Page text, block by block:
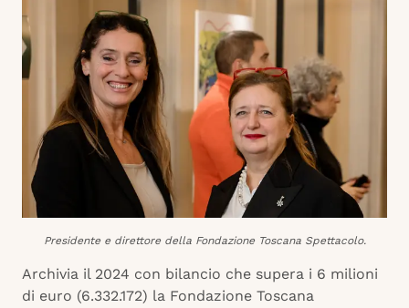
Presidente e direttore della Fondazione Toscana Spettacolo.
Archivia il 2024 con bilancio che supera i 6 milioni
di euro (6.332.172) la Fondazione Toscana